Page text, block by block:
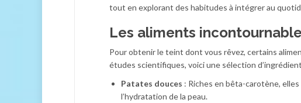
tout en explorant des habitudes à intégrer au
Les aliments
Pour obtenir le teint dont vous rêvez, certains
études scientifiques, voici une sélection
Patates douces : Riches en bêta-carotène,
l’hydratation de la peau.